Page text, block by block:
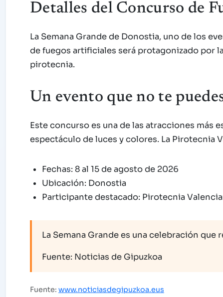
Detalles del Concurso de
La Semana Grande de Donostia, uno de los
de fuegos artificiales será protagonizado por
pirotecnia.
Un evento que no te
Este concurso es una de las atracciones más
espectáculo de luces y colores. La Pirotecnia
Fechas: 8 al 15 de agosto de 2026
Ubicación: Donostia
Participante destacado: Pirotecnia
La Semana Grande es una celebración que
Fuente: Noticias de Gipuzkoa
Fuente: www.noticiasdegipuzkoa.eus